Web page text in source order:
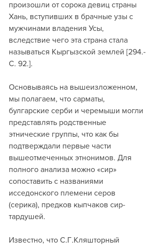
произошли от сорока девиц страны
Хань, вступивших в брачные узы с
мужчинами владения Усы,
вследствие чего эта страна стала
называться Кыргызской землей [294.-
С. 92.].
Основываясь на вышеизложенном,
мы полагаем, что сарматы,
булгарские серби и черемыши могли
представлять родственные
этнические группы, что как бы
подтверждали первые части
вышеотмеченных этнонимов. Для
полного анализа можно «сир»
сопоставить с названиями
исседонского племени серов
(серика), предков кыпчаков сир-
тардушей.
Известно, что С.Г.Кляшторный